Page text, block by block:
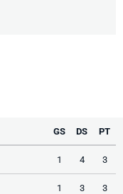
GS DS PT
1 4 3
1 3 3